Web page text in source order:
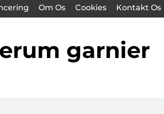
Om Os Cookies Kontakt Os
garnier